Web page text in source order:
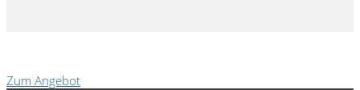
Zum Angebot